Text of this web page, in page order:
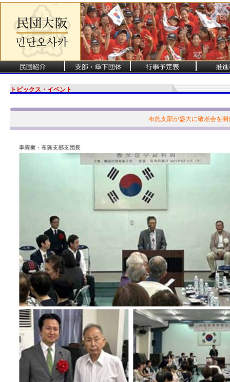
トピックス・イベント
布施支部が盛大に敬老会を開